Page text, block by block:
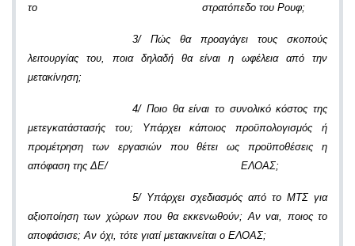
το στρατόπεδο του Ρουφ;
3/ Πώς θα προαγάγει τους σκοπούς
λειτουργίας του, ποια δηλαδή θα είναι η ωφέλεια από την
μετακίνηση;
4/ Ποιο θα είναι το συνολικό κόστος της
μετεγκατάστασής του; Υπάρχει κάποιος προϋπολογισμός ή
προμέτρηση των εργασιών που θέτει ως προϋποθέσεις η
απόφαση της ΔΕ/ ΕΛΟΑΣ;
5/ Υπάρχει σχεδιασμός από το ΜΤΣ για
αξιοποίηση των χώρων που θα εκκενωθούν; Αν ναι, ποιος το
αποφάσισε; Αν όχι, τότε γιατί μετακινείται ο ΕΛΟΑΣ;